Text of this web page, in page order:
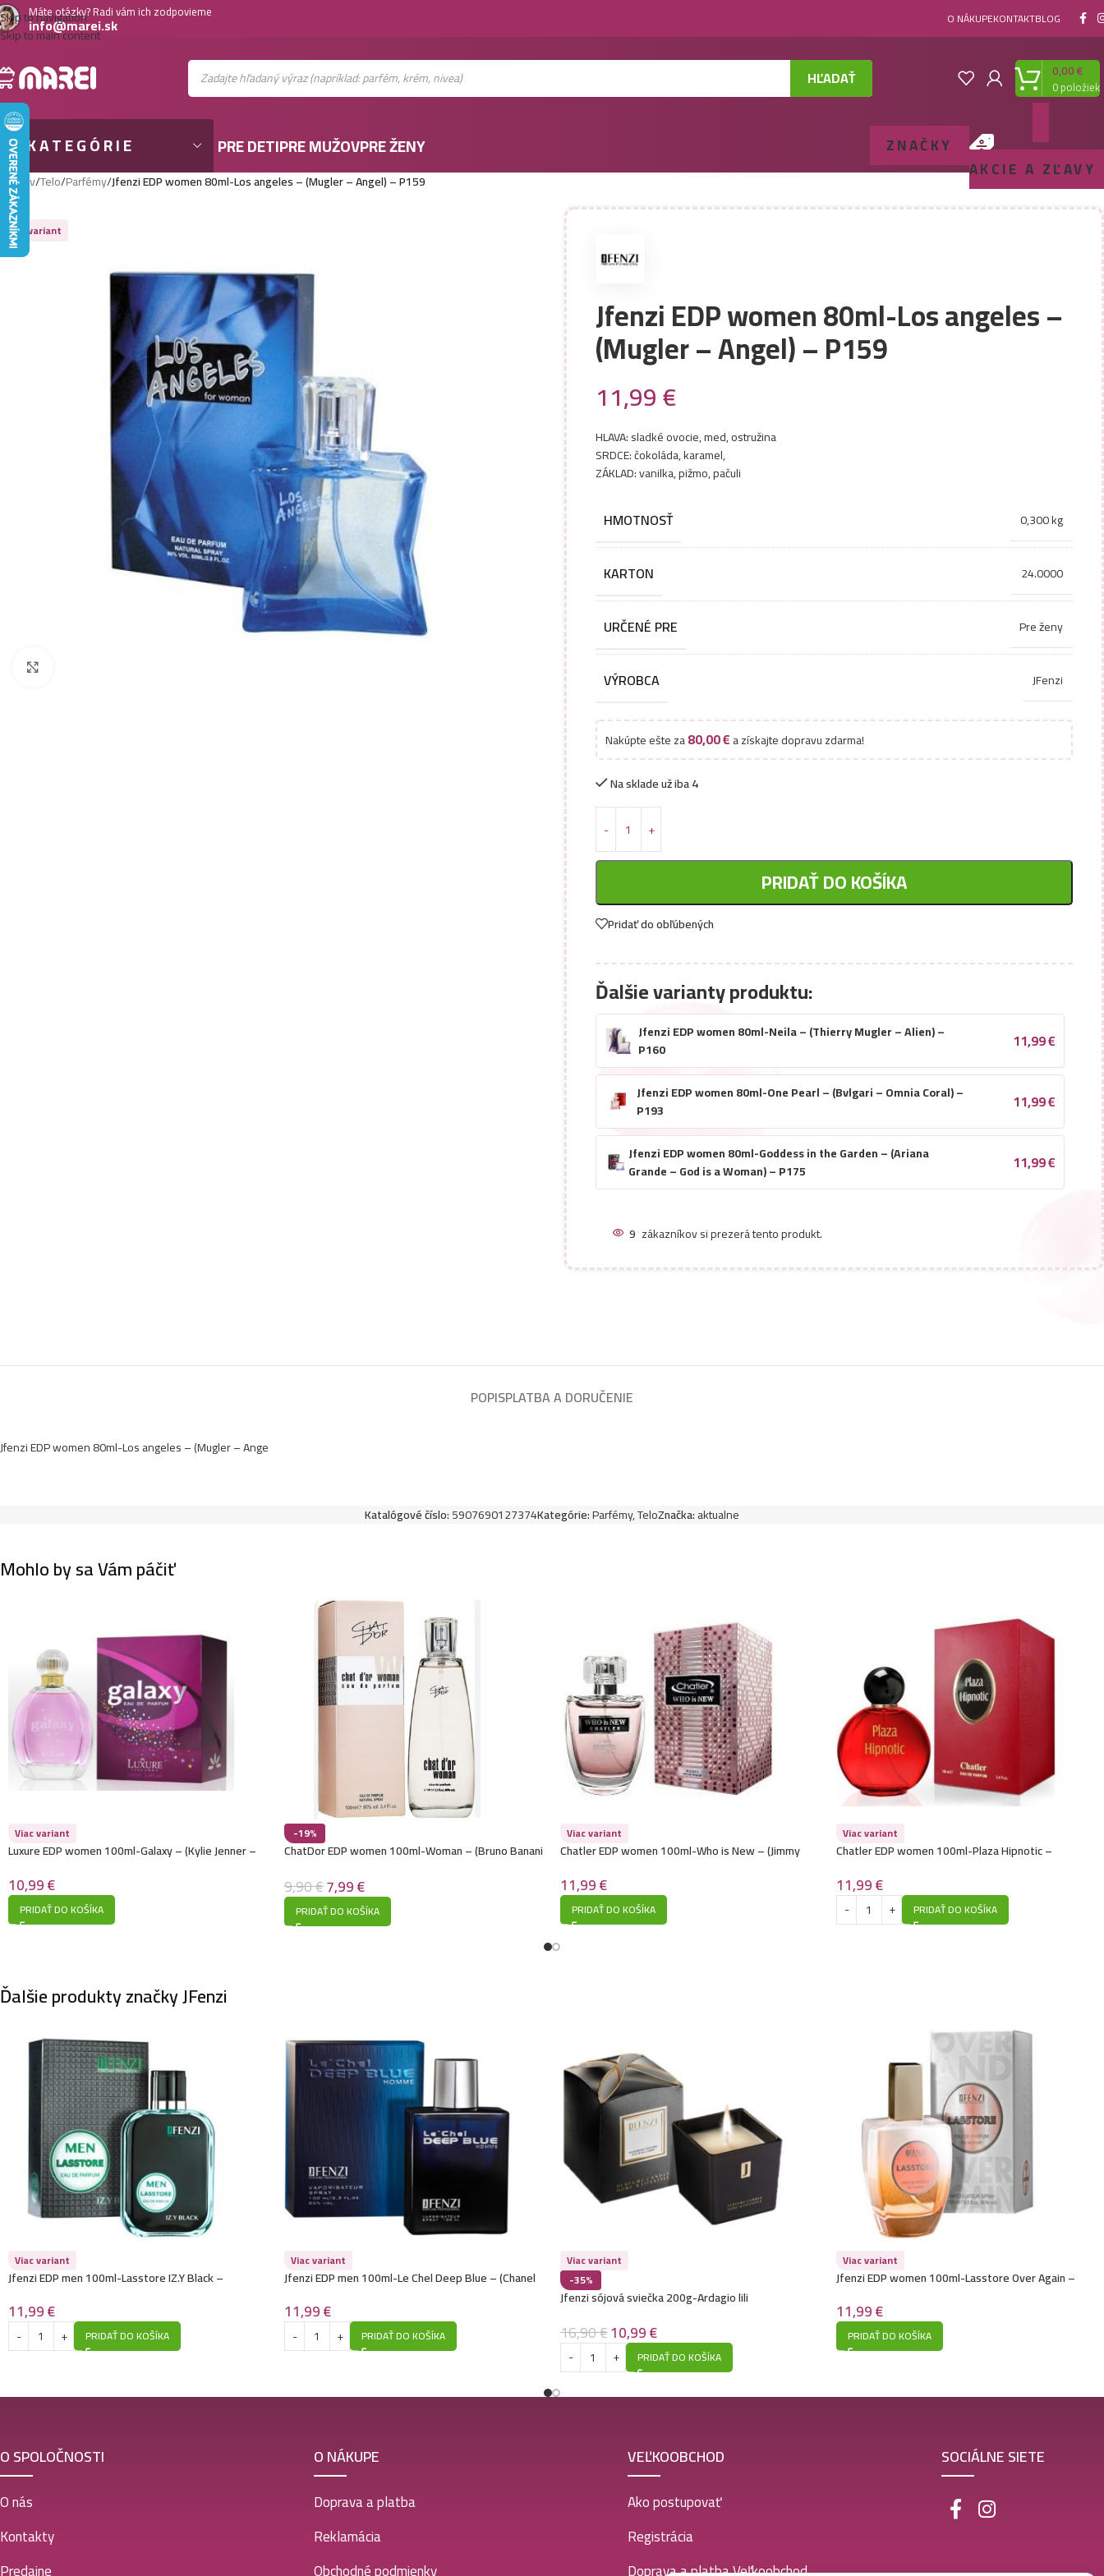
Skip to navigation
Skip to main content
Máte otázky? Radi vám ich zodpovieme
info@marei.sk O NÁKUPEKONTAKTBLOG
HĽADAŤ 0položiek
0,00€
KATEGÓRIE PRE DETIPRE MUŽOVPRE ŽENY
ZNAČKY
AKCIE A ZĽAVY
Domov/Telo/Parfémy/Jfenzi EDP women 80ml-Los angeles – (Mugler – Angel) – P159
Viac variant
Jfenzi EDP women 80ml-Los angeles –
(Mugler – Angel) – P159
11,99€
HLAVA: sladké ovocie, med, ostružina
SRDCE: čokoláda, karamel,
ZÁKLAD: vanilka, pižmo, pačuli
HMOTNOSŤ 0,300 kg
KARTON 24.0000
URČENÉ PRE Pre ženy
VÝROBCA JFenzi
Nakúpte ešte za80,00€a získajte dopravu zdarma!
Na sklade už iba 4
PRIDAŤ DO KOŠÍKA
Pridať do obľúbených
Ďalšie varianty produktu:
Jfenzi EDP women 80ml-Neila – (Thierry Mugler – Alien) –
P160
11,99€
Jfenzi EDP women 80ml-One Pearl – (Bvlgari – Omnia Coral) –
P193
11,99€
Jfenzi EDP women 80ml-Goddess in the Garden – (Ariana
Grande – God is a Woman) – P175
11,99€
9 zákazníkov si prezerá tento produkt.
POPISPLATBA A DORUČENIE
Jfenzi EDP women 80ml-Los angeles – (Mugler – Ange
Katalógové číslo:5907690127374Kategórie:Parfémy,TeloZnačka:aktualne
Mohlo by sa Vám páčiť
Viac variant
Luxure EDP women 100ml-Galaxy – (Kylie Jenner –
10,99€
PRIDAŤ DO KOŠÍKA
-19%
ChatDor EDP women 100ml-Woman – (Bruno Banani
9,90€7,99€
PRIDAŤ DO KOŠÍKA
Viac variant
Chatler EDP women 100ml-Who is New – (Jimmy
11,99€
PRIDAŤ DO KOŠÍKA
Viac variant
Chatler EDP women 100ml-Plaza Hipnotic –
11,99€
PRIDAŤ DO KOŠÍKA
Ďalšie produkty značky JFenzi
Viac variant
Jfenzi EDP men 100ml-Lasstore IZ.Y Black –
11,99€
PRIDAŤ DO KOŠÍKA
Viac variant
Jfenzi EDP men 100ml-Le Chel Deep Blue – (Chanel
11,99€
PRIDAŤ DO KOŠÍKA
-35%
Viac variant
Jfenzi sójová sviečka 200g-Ardagio lili
16,90€10,99€
PRIDAŤ DO KOŠÍKA
Viac variant
Jfenzi EDP women 100ml-Lasstore Over Again –
11,99€
PRIDAŤ DO KOŠÍKA
O SPOLOČNOSTI
O nás
Kontakty
Predajne
O NÁKUPE
Doprava a platba
Reklamácia
Obchodné podmienky
VEĽKOOBCHOD
Ako postupovať
Registrácia
Doprava a platba Veľkoobchod
SOCIÁLNE SIETE